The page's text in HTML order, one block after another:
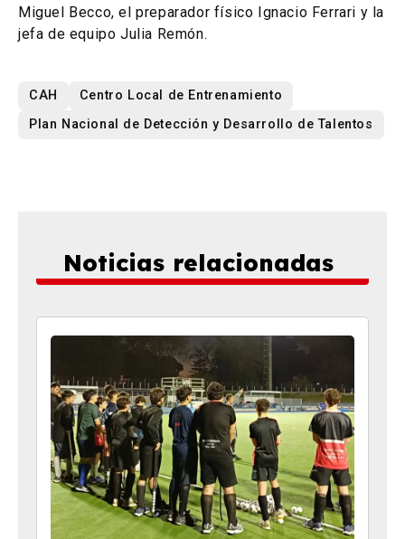
Miguel Becco, el preparador físico Ignacio Ferrari y la
jefa de equipo Julia Remón.
CAH
Centro Local de Entrenamiento
Plan Nacional de Detección y Desarrollo de Talentos
Noticias relacionadas